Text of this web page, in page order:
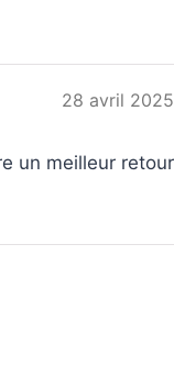
un meilleur retour